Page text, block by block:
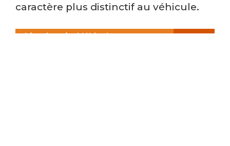
caractère plus distinctif au véhicule.
Lire Aussi : Véhicule